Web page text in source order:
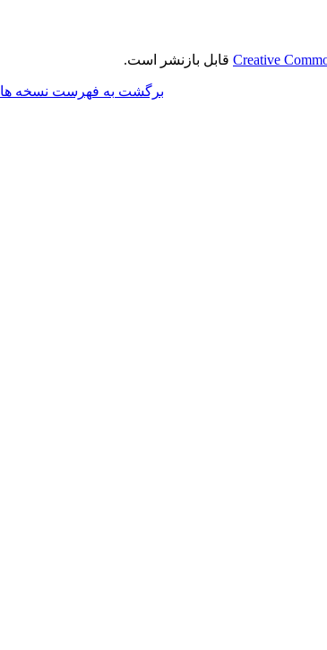
Creative قابل بازنشر است.
برگشت به فهرست نسخه ها